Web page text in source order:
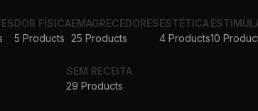
DOR FÍSICA
5 Products
EMAGRECEDORES
25 Products
ESTÉTICA
4 Products10
SEM RECEITA
29 Products